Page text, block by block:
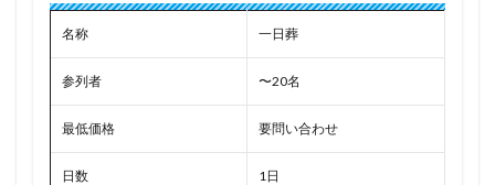
名称 一日葬
参列者 〜20名
最低価格 要問い合わせ
日数 1日